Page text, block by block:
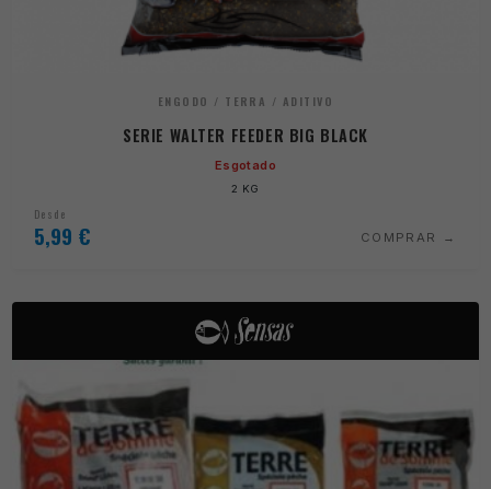
ENGODO / TERRA / ADITIVO
SERIE WALTER FEEDER BIG BLACK
Esgotado
2 KG
Desde
5,99 € COMPRAR